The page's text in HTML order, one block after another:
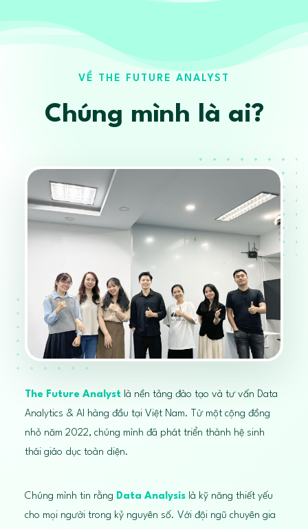
VỀ THE FUTURE ANALYST
Chúng mình là ai?
The Future Analystlà nền tảng đào tạo và tư vấn Data
Analytics & AI hàng đầu tại Việt Nam. Từ một cộng đồng
nhỏ năm 2022, chúng mình đã phát triển thành hệ sinh
thái giáo dục toàn diện.
Chúng mình tin rằng Data Analysislà kỹ năng thiết yếu
cho mọi người trong kỷ nguyên số. Với đội ngũ chuyên gia